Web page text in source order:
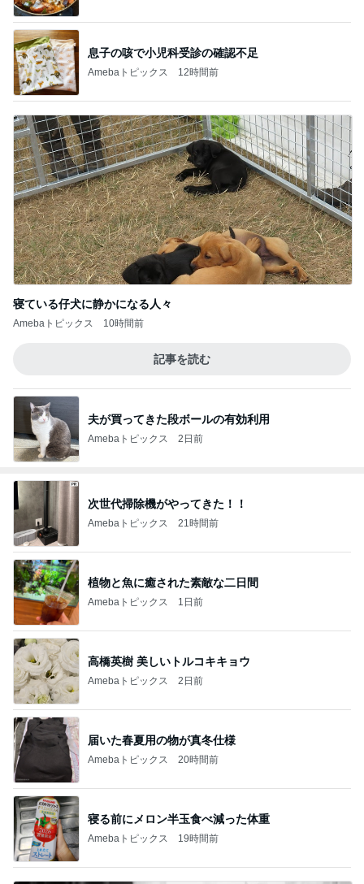
息子の咳で小児科受診の確認不足
Amebaトピックス 12時間前
寝ている仔犬に静かになる人々
Amebaトピックス 10時間前
記事を読む
夫が買ってきた段ボールの有効利用
Amebaトピックス 2日前
次世代掃除機がやってきた！！
Amebaトピックス 21時間前
植物と魚に癒された素敵な二日間
Amebaトピックス 1日前
高橋英樹 美しいトルコキキョウ
Amebaトピックス 2日前
届いた春夏用の物が真冬仕様
Amebaトピックス 20時間前
寝る前にメロン半玉食べ減った体重
Amebaトピックス 19時間前